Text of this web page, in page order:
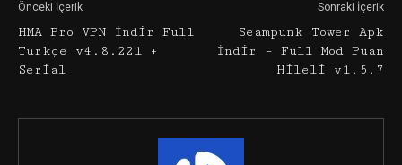
Önceki İçerik
HMA Pro VPN İndir Full
Türkçe v4.8.221 +
Serial
Sonraki İçerik
Seampunk Tower Apk
İndir – Full Mod Puan
Hileli v1.5.7